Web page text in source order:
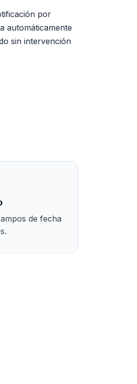
por
automáticamente
sin intervención
de fecha